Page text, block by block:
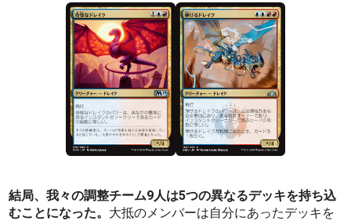
結局、我々の調整チーム9人は5つの異なるデッキを持ち込
むことになった。 大抵のメンバーは自分にあったデッキを